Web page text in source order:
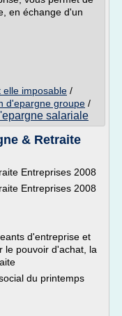
en échange d'un
elle imposable /
d'epargne groupe /
l'epargne salariale
& Retraite
Entreprises 2008
Entreprises 2008
d'entreprise et
le pouvoir d'achat, la
du printemps